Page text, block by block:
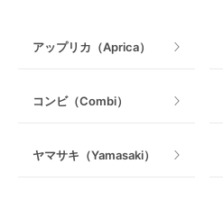
アップリカ（Aprica）
コンビ（Combi）
ヤマサキ（Yamasaki）